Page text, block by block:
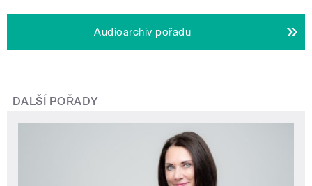
Audioarchiv pořadu
DALŠÍ POŘADY